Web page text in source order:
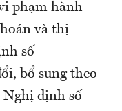
phạm hành
và thị
số
bổ sung theo
định số